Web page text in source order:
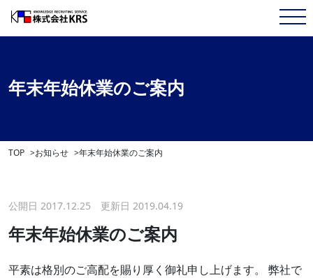
年末年始休業のご案内
TOP お知らせ 年末年始休業のご案内
公開日 2017.12.25 更新日 2019.04.19
年末年始休業のご案内
平素は格別のご高配を賜り厚く御礼申し上げます。 弊社で